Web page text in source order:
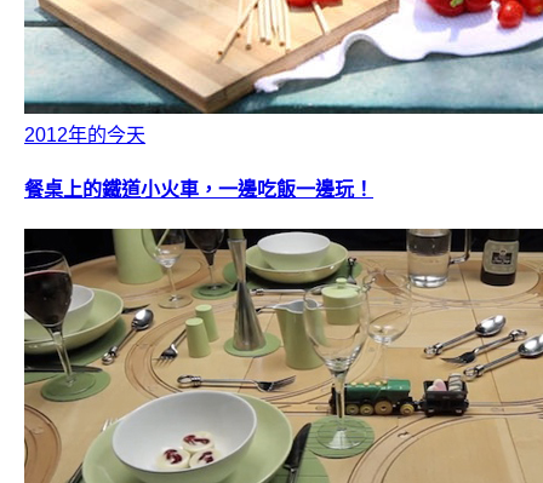
2012年的今天
餐桌上的鐵道小火車，一邊吃飯一邊玩！